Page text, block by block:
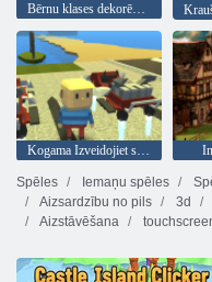
Bērnu klases dekorēšana
Kogama Izveidojiet savu māju
Spēles
Iemaņu spēles
Aizsardzību no pils
3d
Aizstāvēšana